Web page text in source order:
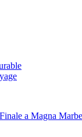
a Magna